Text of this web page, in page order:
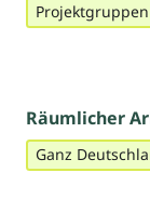
Projektgruppen
Räumlicher
Ganz